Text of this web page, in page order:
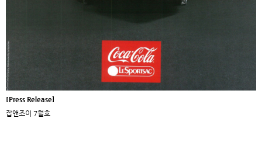
[Press Release]
잡앤조이 7월호